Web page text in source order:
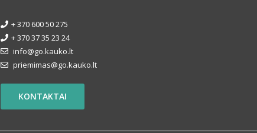
+ 370 600 50 275
+ 370 37 35 23 24
info@go.kauko.lt
priemimas@go.kauko.lt
KONTAKTAI